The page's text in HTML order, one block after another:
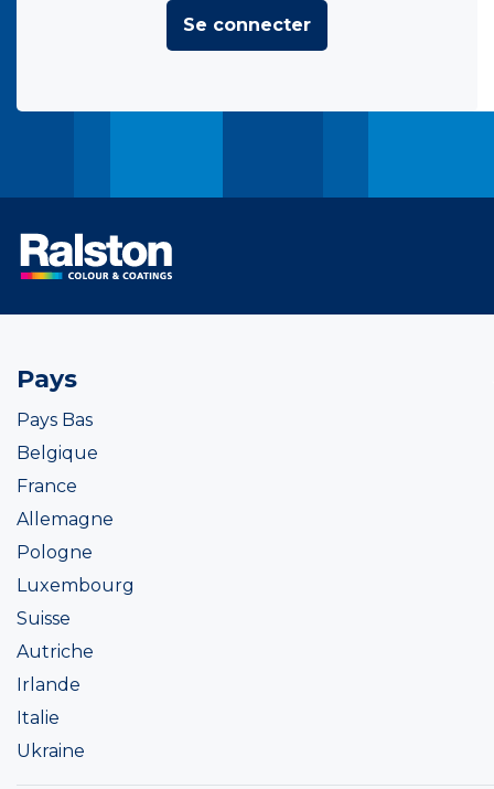
Se connecter
Pays
Pays Bas
Belgique
France
Allemagne
Pologne
Luxembourg
Suisse
Autriche
Irlande
Italie
Ukraine